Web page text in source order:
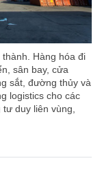
Hàng hóa đi
sân bay, cửa
sắt, đường thủy và
logistics cho các
duy liên vùng,